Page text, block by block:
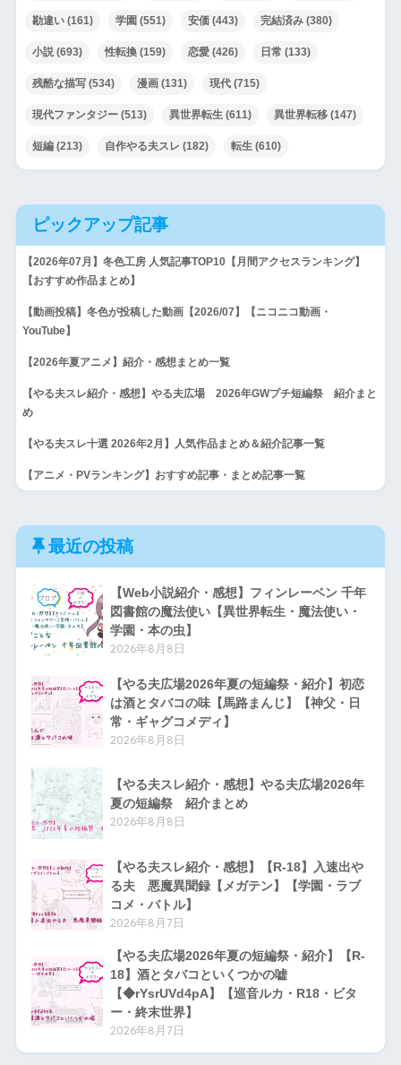
勘違い(161) 学園 (551) 安価(443) 完結済み(380)
小説(693) 性転換(159) 恋愛(426) 日常 (133)
残酷な描写(534) 漫画(131) 現代(715)
現代ファンタジー(513) 異世界転生(611) 異世界転移(147)
短編(213) 自作やる夫スレ (182) 転生(610)
ピックアップ記事
【2026年07月】冬色工房 人気記事TOP10【月間アクセスランキング】
【おすすめ作品まとめ】
【動画投稿】冬色が投稿した動画【2026/07】【ニコニコ動画・
YouTube】
【2026年夏アニメ】紹介・感想まとめ一覧
【やる夫スレ紹介・感想】やる夫広場 2026年GWプチ短編祭 紹介まと
め
【やる夫スレ十選 2026年2月】人気作品まとめ＆紹介記事一覧
【アニメ・PVランキング】おすすめ記事・まとめ記事一覧
最近の投稿
【Web小説紹介・感想】フィンレーベン 千年
図書館の魔法使い【異世界転生・魔法使い・
学園・本の虫】
2026年8月8日
【やる夫広場2026年夏の短編祭・紹介】初恋
は酒とタバコの味【馬路まんじ】【神父・日
常・ギャグコメディ】
2026年8月8日
【やる夫スレ紹介・感想】やる夫広場2026年
夏の短編祭 紹介まとめ
2026年8月8日
【やる夫スレ紹介・感想】【R-18】入速出や
る夫 悪魔異聞録【メガテン】【学園・ラブ
コメ・バトル】
2026年8月7日
【やる夫広場2026年夏の短編祭・紹介】【R-
18】酒とタバコといくつかの嘘
【◆rYsrUVd4pA】【巡音ルカ・R18・ビタ
ー・終末世界】
2026年8月7日